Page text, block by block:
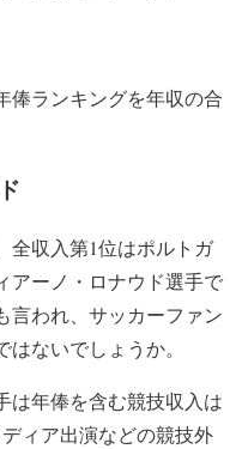
俸ランキングを年収の合
全収入第1位はポルトガ
アーノ・ロナウド選手で
言われ、サッカーファン
ないでしょうか。
は年俸を含む競技収入は
ィア出演などの競技外